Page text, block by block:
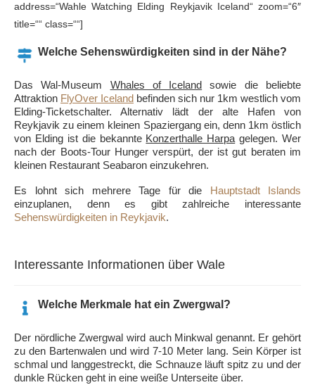
address=“Wahle Watching Elding Reykjavik Iceland“ zoom=“6″
title=““ class=““]
Welche Sehenswürdigkeiten sind in der Nähe?
Das Wal-Museum Whales of Iceland sowie die beliebte
Attraktion FlyOver Iceland befinden sich nur 1km westlich vom
Elding-Ticketschalter. Alternativ lädt der alte Hafen von
Reykjavik zu einem kleinen Spaziergang ein, denn 1km östlich
von Elding ist die bekannte Konzerthalle Harpa gelegen. Wer
nach der Boots-Tour Hunger verspürt, der ist gut beraten im
kleinen Restaurant Seabaron einzukehren.
Es lohnt sich mehrere Tage für die Hauptstadt Islands
einzuplanen, denn es gibt zahlreiche interessante
Sehenswürdigkeiten in Reykjavik.
Interessante Informationen über Wale
Welche Merkmale hat ein Zwergwal?
Der nördliche Zwergwal wird auch Minkwal genannt. Er gehört
zu den Bartenwalen und wird 7-10 Meter lang. Sein Körper ist
schmal und langgestreckt, die Schnauze läuft spitz zu und der
dunkle Rücken geht in eine weiße Unterseite über.